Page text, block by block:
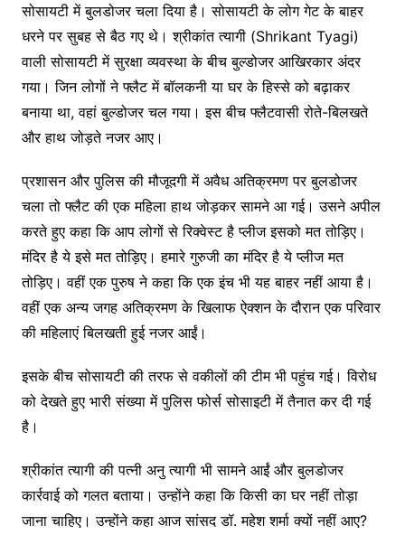
सोसायटी में बुलडोजर चला दिया है। सोसायटी के लोग गेट के बाहर
धरने पर सुबह से बैठ गए थे। श्रीकांत त्यागी (Shrikant Tyagi)
वाली सोसायटी में सुरक्षा व्यवस्था के बीच बुल्डोजर आखिरकार अंदर
गया। जिन लोगों ने फ्लैट में बॉलकनी या घर के हिस्से को बढ़ाकर
बनाया था, वहां बुल्डोजर चल गया। इस बीच फ्लैटवासी रोते-बिलखते
और हाथ जोड़ते नजर आए।
प्रशासन और पुलिस की मौजूदगी में अवैध अतिक्रमण पर बुलडोजर
चला तो फ्लैट की एक महिला हाथ जोड़कर सामने आ गई। उसने अपील
करते हुए कहा कि आप लोगों से रिक्वेस्ट है प्लीज इसको मत तोड़िए।
मंदिर है ये इसे मत तोड़िए। हमारे गुरुजी का मंदिर है ये प्लीज मत
तोड़िए। वहीं एक पुरुष ने कहा कि एक इंच भी यह बाहर नहीं आया है।
वहीं एक अन्य जगह अतिक्रमण के खिलाफ ऐक्शन के दौरान एक परिवार
की महिलाएं बिलखती हुई नजर आईं।
इसके बीच सोसायटी की तरफ से वकीलों की टीम भी पहुंच गई। विरोध
को देखते हुए भारी संख्या में पुलिस फोर्स सोसाइटी में तैनात कर दी गई
है।
श्रीकांत त्यागी की पत्नी अनु त्यागी भी सामने आईं और बुलडोजर
कार्रवाई को गलत बताया। उन्होंने कहा कि किसी का घर नहीं तोड़ा
जाना चाहिए। उन्होंने कहा आज सांसद डॉ. महेश शर्मा क्यों नहीं आए?